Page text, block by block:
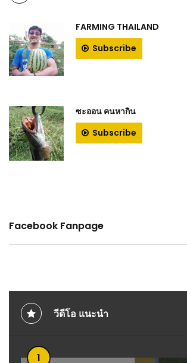
FARMING THAILAND
Subscribe
ซะออน คนหากิน
Subscribe
Facebook Fanpage
วีดีโอ แนะนำ
1